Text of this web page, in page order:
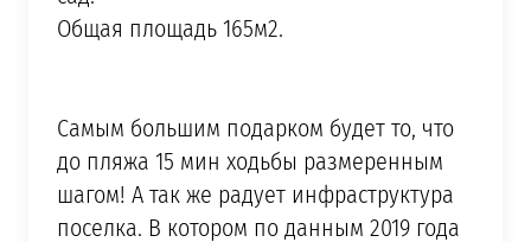
Общая площадь 165м2.
Самым большим подарком будет то, что
до пляжа 15 мин ходьбы размеренным
шагом! А так же радует инфраструктура
поселка. В котором по данным 2019 года